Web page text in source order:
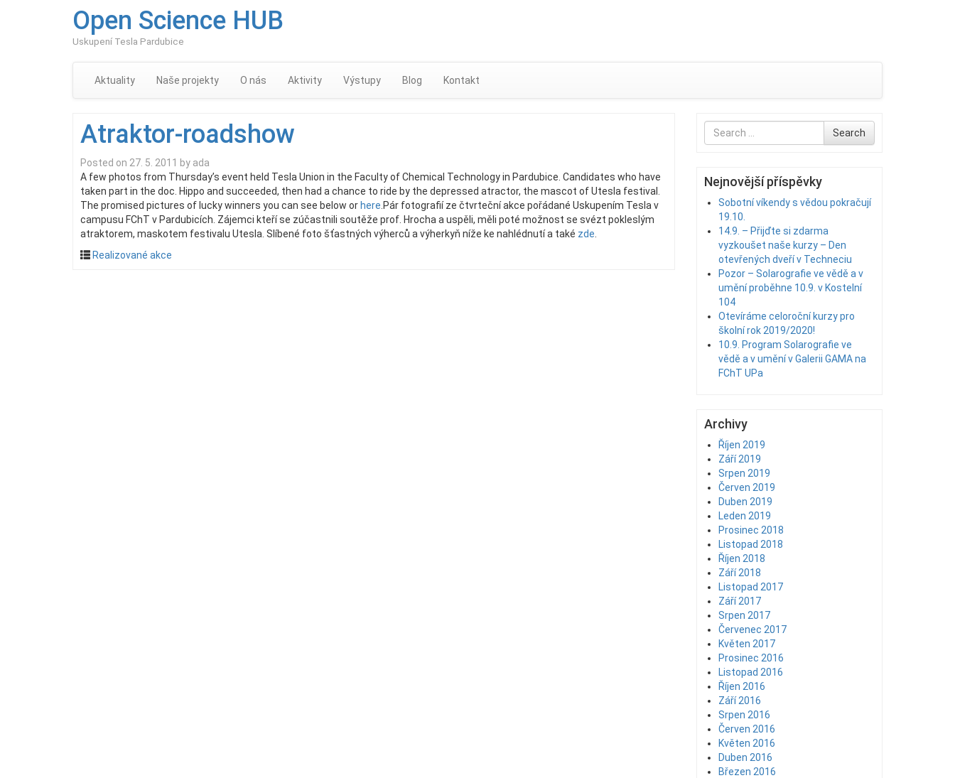
Open Science HUB
Uskupení Tesla Pardubice
Aktuality Naše projekty O nás Aktivity Výstupy Blog Kontakt
Atraktor-roadshow
Posted on 27. 5. 2011 by ada
A few photos from Thursday’s event held Tesla Union in the Faculty of Chemical Technology in Pardubice. Candidates who have
taken part in the doc. Hippo and succeeded, then had a chance to ride by the depressed atractor, the mascot of Utesla festival.
The promised pictures of lucky winners you can see below or here Pár fotografií ze čtvrteční akce pořádané Uskupením Tesla v
campusu FChT v Pardubicích. Zájemci kteří se zúčastnili soutěže prof. Hrocha a uspěli, měli poté možnost se svézt pokleslým
atraktorem, maskotem festivalu Utesla. Slíbené foto šťastných výherců a výherkyň níže ke nahlédnutí a také zde
Realizované akce
Search
for
Search
Nejnovější příspěvky
Sobotní víkendy s vědou pokračují
19.10.
14.9. – Přijďte si zdarma
vyzkoušet naše kurzy – Den
otevřených dveří v Techneciu
Pozor – Solarografie ve vědě a v
umění proběhne 10.9. v Kostelní
104
Otevíráme celoroční kurzy pro
školní rok 2019/2020!
10.9. Program Solarografie ve
vědě a v umění v Galerii GAMA na
FChT UPa
Archivy
Říjen 2019
Září 2019
Srpen 2019
Červen 2019
Duben 2019
Leden 2019
Prosinec 2018
Listopad 2018
Říjen 2018
Září 2018
Listopad 2017
Září 2017
Srpen 2017
Červenec 2017
Květen 2017
Prosinec 2016
Listopad 2016
Říjen 2016
Září 2016
Srpen 2016
Červen 2016
Květen 2016
Duben 2016
Březen 2016